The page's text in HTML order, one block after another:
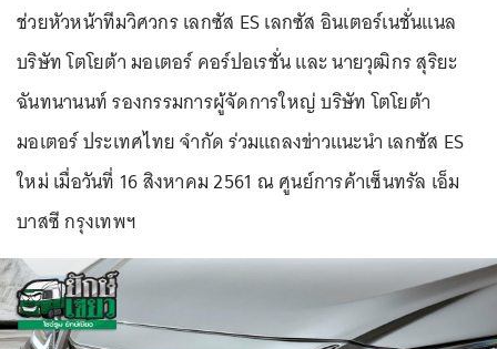
ช่วยหัวหน้าทีมวิศวกร เลกซัส ES เลกซัส อินเตอร์เนชั่นแนล
บริษัท โตโยต้า มอเตอร์ คอร์ปอเรชั่น และ นายวุฒิกร สุริยะ
ฉันทนานนท์ รองกรรมการผู้จัดการใหญ่ บริษัท โตโยต้า
มอเตอร์ ประเทศไทย จำกัด ร่วมแถลงข่าวแนะนำ เลกซัส ES
ใหม่ เมื่อวันที่ 16 สิงหาคม 2561 ณ ศูนย์การค้าเซ็นทรัล เอ็ม
บาสซี กรุงเทพฯ